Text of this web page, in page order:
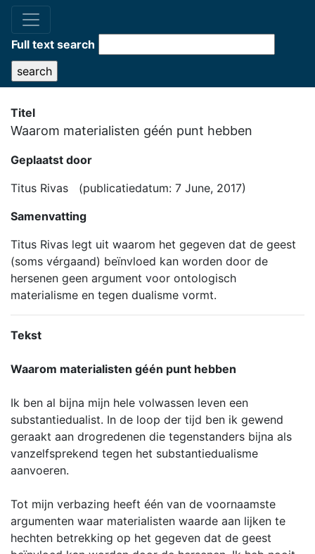
Full text search
Titel
Waarom materialisten géén punt hebben
Geplaatst door
Titus Rivas (publicatiedatum: 7 June, 2017)
Samenvatting
Titus Rivas legt uit waarom het gegeven dat de geest
(soms vérgaand) beïnvloed kan worden door de
hersenen geen argument voor ontologisch
materialisme en tegen dualisme vormt.
Tekst
Waarom materialisten géén punt hebben
Ik ben al bijna mijn hele volwassen leven een
substantiedualist. In de loop der tijd ben ik gewend
geraakt aan drogredenen die tegenstanders bijna als
vanzelfsprekend tegen het substantiedualisme
aanvoeren.
Tot mijn verbazing heeft één van de voornaamste
argumenten waar materialisten waarde aan lijken te
hechten betrekking op het gegeven dat de geest